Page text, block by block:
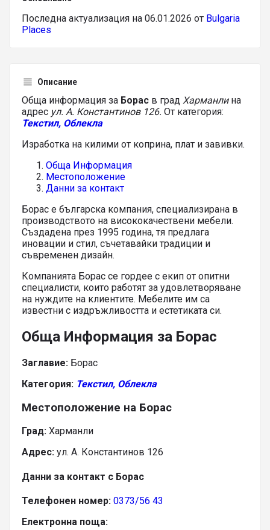
Последна актуализация на 06.01.2026 от Bulgaria
Places
Описание
Обща информация за Борас в град Харманли на
адрес ул. А. Константинов 126. От категория:
Текстил, Облекла
Изработка на килими от коприна, плат и завивки.
Обща Информация
Местоположение
Данни за контакт
Борас е българска компания, специализирана в
производството на висококачествени мебели.
Създадена през 1995 година, тя предлага
иновации и стил, съчетавайки традиции и
съвременен дизайн.
Компанията Борас се гордее с екип от опитни
специалисти, които работят за удовлетворяване
на нуждите на клиентите. Мебелите им са
известни с издръжливостта и естетиката си.
Обща Информация за Борас
Заглавие: Борас
Категория: Текстил, Облекла
Местоположение на Борас
Град: Харманли
Адрес: ул. А. Константинов 126
Данни за контакт с Борас
Телефонен номер: 0373/56 43
Електронна поща: